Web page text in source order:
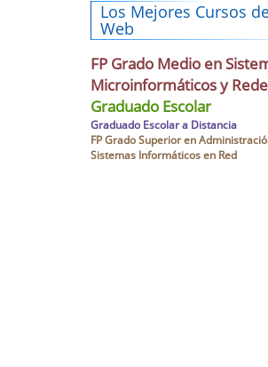
Los Mejores Cursos
Web
FP Grado Medio en
Microinformáticos y
Graduado Escolar
Graduado Escolar a Distancia
FP Grado Superior en
Sistemas Informáticos en Red